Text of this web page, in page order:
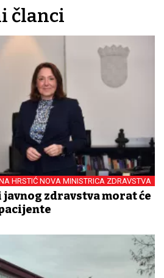
članci
HRSTIĆ NOVA MINISTRICA ZDRAVSTVA
zdravstva morat će